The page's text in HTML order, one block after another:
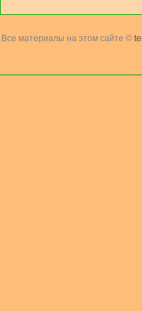
Все материалы на этом сайте ©